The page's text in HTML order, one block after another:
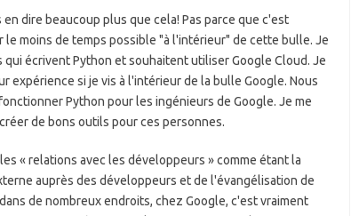
dire beaucoup plus que cela! Pas parce que c'est
moins de temps possible "à l'intérieur" de cette bulle. Je
écrivent Python et souhaitent utiliser Google Cloud. Je
expérience si je vis à l'intérieur de la bulle Google. Nous
Python pour les ingénieurs de Google. Je me
de bons outils pour ces personnes.
« relations avec les développeurs » comme étant la
auprès des développeurs et de l'évangélisation de
de nombreux endroits, chez Google, c'est vraiment